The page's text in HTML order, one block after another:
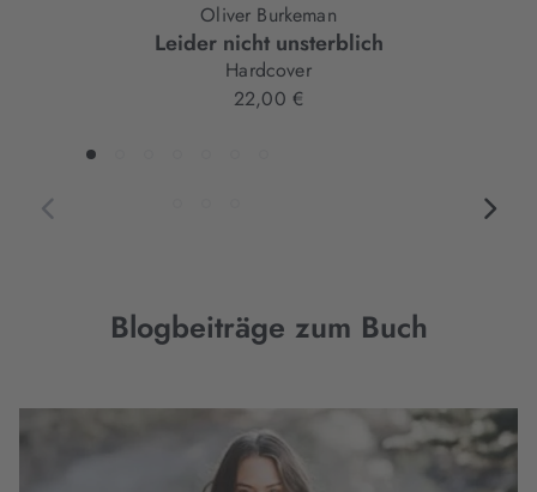
Oliver Burkeman
Leider nicht unsterblich
Hardcover
22,00 €
Blogbeiträge zum Buch